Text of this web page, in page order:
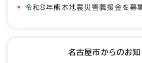
令和8年熊本地震災害義援金を募
名古屋市からのお知